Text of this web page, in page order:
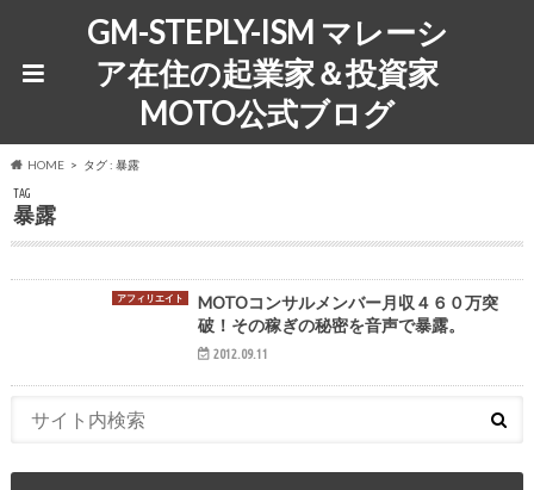
GM-STEPLY-ISM マレーシ
ア在住の起業家＆投資家
MOTO公式ブログ
HOME タグ : 暴露
TAG
暴露
アフィリエイト
MOTOコンサルメンバー月収４６０万突
破！その稼ぎの秘密を音声で暴露。
2012.09.11